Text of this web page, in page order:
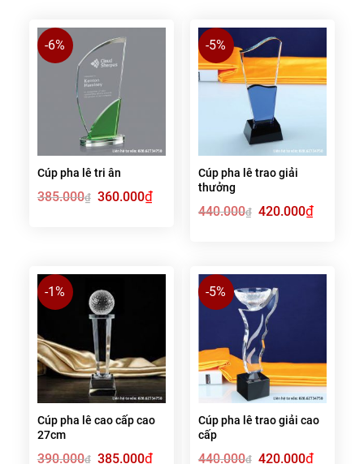
-6%
Cúp pha lê tri ân
385.000₫ Giá
gốc
360.000₫Giá
hiện
-5%
Cúp pha lê trao giải
thưởng
440.000₫ Giá
gốc
420.000₫Giá
hiện
-1%
Cúp pha lê cao cấp cao
27cm
390.000₫ Giá
385.000₫Giá
-5%
Cúp pha lê trao giải cao
cấp
440.000₫
Giá
420.000₫Giá